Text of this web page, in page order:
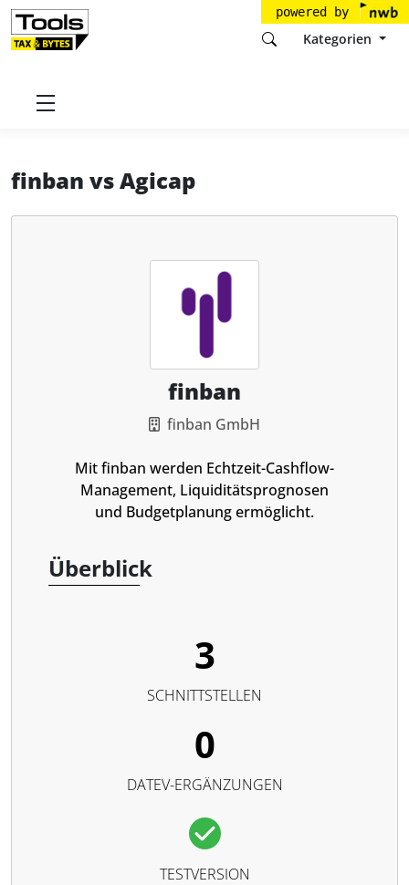
powered by
Kategorien
Startseite
finban vsAgicap
finban
finban GmbH
Mit finban werden Echtzeit-Cashflow-
Management, Liquiditätsprognosen
und Budgetplanung ermöglicht.
Überblick
3
SCHNITTSTELLEN
0
DATEV-ERGÄNZUNGEN
TESTVERSION